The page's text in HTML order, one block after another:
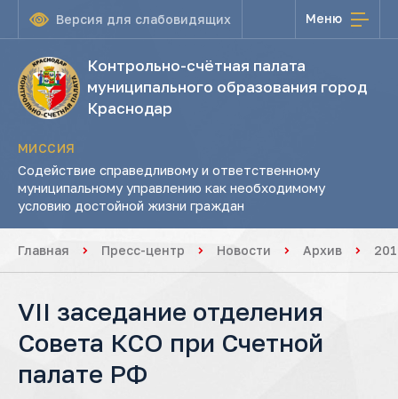
Версия для слабовидящих Меню
Контрольно-счётная палата
муниципального образования город
Краснодар
МИССИЯ
Содействие справедливому и ответственному
муниципальному управлению как необходимому
условию достойной жизни граждан
Главная Пресс-центр Новости Архив
VII заседание отделения
Совета КСО при Счетной
палате РФ